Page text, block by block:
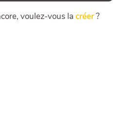
voulez-vous la créer?